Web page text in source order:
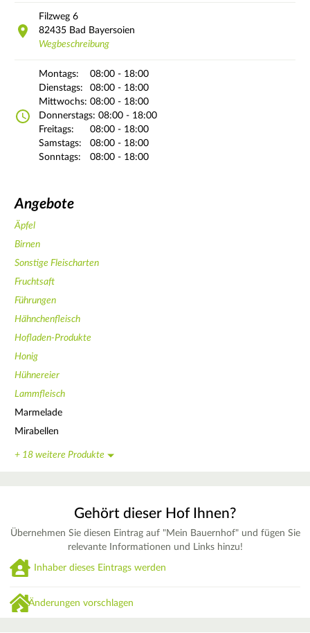
Filzweg 6
82435 Bad Bayersoien
Wegbeschreibung
Montags:
08:00 - 18:00
Dienstags:
08:00 - 18:00
Mittwochs: 08:00 - 18:00
Donnerstags: 08:00 - 18:00
Freitags:
08:00 - 18:00
Samstags:
08:00 - 18:00
Sonntags:
08:00 - 18:00
Angebote
Äpfel
Birnen
Sonstige Fleischarten
Fruchtsaft
Führungen
Hähnchenfleisch
Hofladen-Produkte
Honig
Hühnereier
Lammfleisch
Marmelade
Mirabellen
+ 18 weitere Produkte
Gehört dieser Hof Ihnen?
Übernehmen Sie diesen Eintrag auf "Mein Bauernhof" und fügen Sie
relevante Informationen und Links hinzu!
Inhaber dieses Eintrags werden
Änderungen vorschlagen